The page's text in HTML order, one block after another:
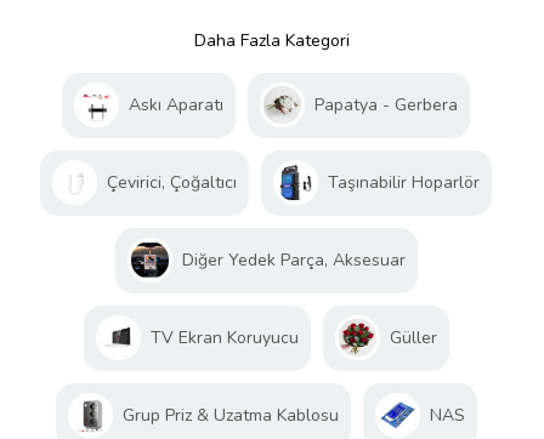
Daha Fazla Kategori
Askı Aparatı Papatya - Gerbera
Çevirici, Çoğaltıcı Taşınabilir Hoparlör
Diğer Yedek Parça, Aksesuar
TV Ekran Koruyucu Güller
Grup Priz & Uzatma Kablosu NAS